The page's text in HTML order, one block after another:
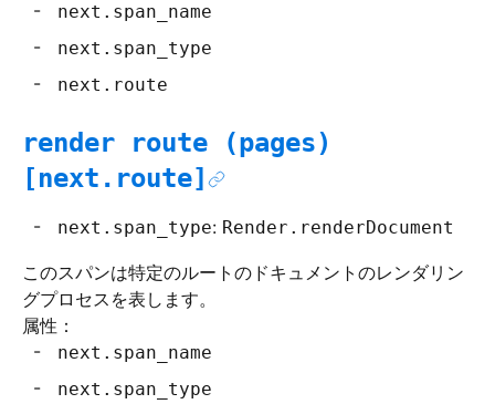
next.span_name
next.span_type
next.route
render route (pages)
[next.route]
next.span_type: Render.renderDocument
このスパンは特定のルートのドキュメントのレンダリン
グプロセスを表します。
属性：
next.span_name
next.span_type